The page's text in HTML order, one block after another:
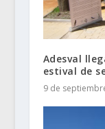
Adesval
estival de
9 de